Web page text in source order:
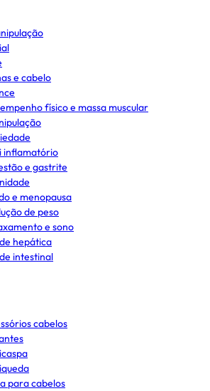
e cabelo
físico e massa muscular
inflamatório
e gastrite
e menopausa
de peso
e sono
hepática
intestinal
cabelos
para cabelos